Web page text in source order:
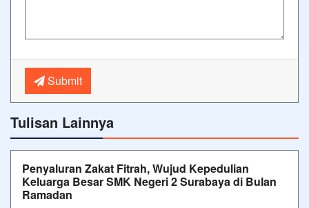
Submit
Tulisan Lainnya
Penyaluran Zakat Fitrah, Wujud Kepedulian
Keluarga Besar SMK Negeri 2 Surabaya di Bulan
Ramadan